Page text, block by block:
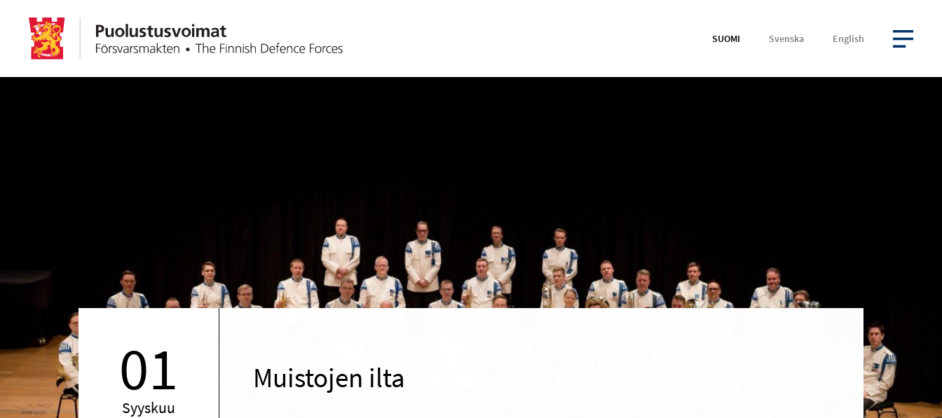
SUOMI Svenska English
AVAA VALIKKO
01
Syyskuu
Muistojen ilta